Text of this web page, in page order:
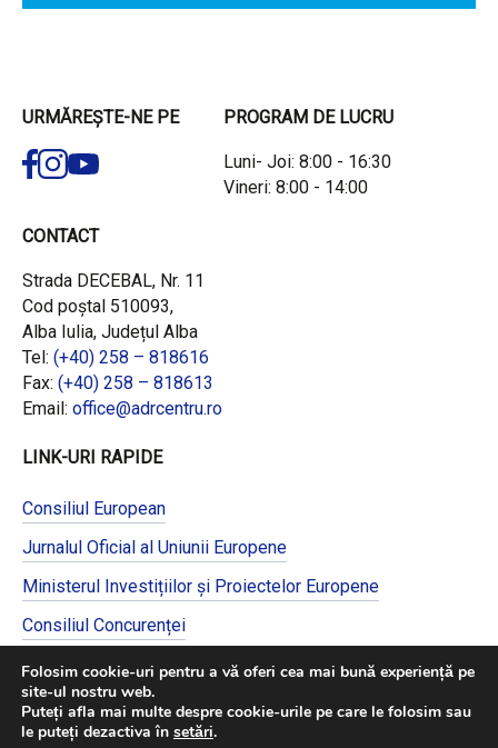
URMĂREȘTE-NE PE PROGRAM DE LUCRU
Luni- Joi: 8:00 - 16:30
Vineri: 8:00 - 14:00
CONTACT
Strada DECEBAL, Nr. 11
Cod poștal 510093,
Alba Iulia, Județul Alba
Tel: (+40) 258 – 818616
Fax: (+40) 258 – 818613
Email: office@adrcentru.ro
LINK-URI RAPIDE
Consiliul European
Jurnalul Oficial al Uniunii Europene
Ministerul Investițiilor și Proiectelor Europene
Consiliul Concurenței
programe cofinanțate de Uniunea Europeană,
vă invităm să vizitațihttps://mfe.gov.ro/
Folosim cookie-uri pentru a vă oferi cea mai bună experiență pe
site-ul nostru web.
Puteți afla mai multe despre cookie-urile pe care le folosim sau
le puteți dezactiva în setări.